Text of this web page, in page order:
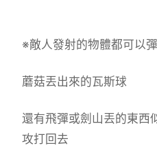
※敵人發射的物體都可以
蘑菇丟出來的瓦斯球
還有飛彈或劍山丟的東西
攻打回去